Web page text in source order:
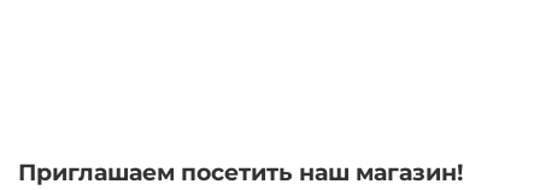
Приглашаем посетить наш магазин!